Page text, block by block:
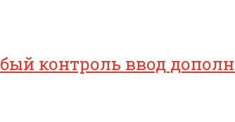
контроль ввод